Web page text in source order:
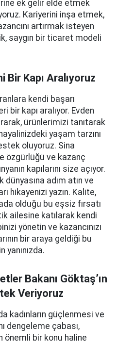
ek gelir elde etmek
Kariyerini inşa etmek,
artırmak isteyen
saygın bir ticaret modeli
Bir Kapı Aralıyoruz
kendi başarı
bir kapı aralıyor. Evden
ürünlerimizi tanıtarak
yaşam tarzını
oluyoruz. Sina
özgürlüğü ve kazanç
kapılarını size açıyor.
adım atın ve
hikayenizi yazın. Kalite,
olduğu bu eşsiz fırsatı
ailesine katılarak kendi
yönetin ve kazancınızı
bir araya geldiği bu
yanınızda.
Bakanı Göktaş’ın
Veriyoruz
kadınların güçlenmesi ve
dengeleme çabası,
bir konu haline